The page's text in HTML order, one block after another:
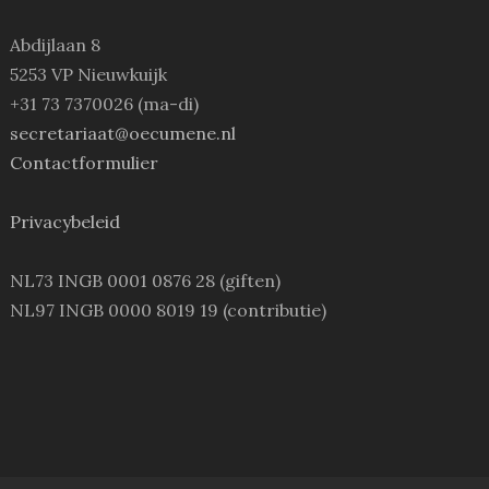
Abdijlaan 8
5253 VP Nieuwkuijk
+31 73 7370026 (ma-di)
secretariaat@oecumene.nl
Contactformulier
Privacybeleid
NL73 INGB 0001 0876 28 (giften)
NL97 INGB 0000 8019 19 (contributie)